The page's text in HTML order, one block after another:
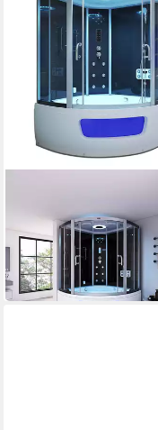
Schwarz
1.649,00 € UVP 2.199,00 €
-25%
in 6-7 Werktagen bei dir